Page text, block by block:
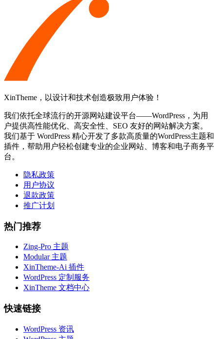
XinTheme，以设计和技术创造极致用户体验！
我们依托全球流行的开源网站建设平台——WordPress，为用
户提供高性能优化、高安全性、SEO 友好的网站解决方案。
我们基于 WordPress 精心开发了多款高质量的WordPress主题和
插件，帮助用户轻松创建专业的企业网站、博客和电子商务平
台。
隐私政策
用户协议
退款政策
推广计划
热门推荐
Zing-Pro 主题
Modular 主题
XinTheme-Ai 插件
WordPress 定制服务
XinTheme 文档中心
快速链接
WordPress 资讯